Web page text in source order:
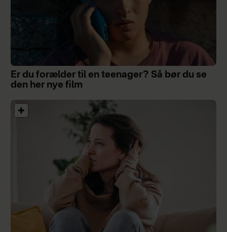
Er du forælder til en teenager? Så bør du se
den her nye film